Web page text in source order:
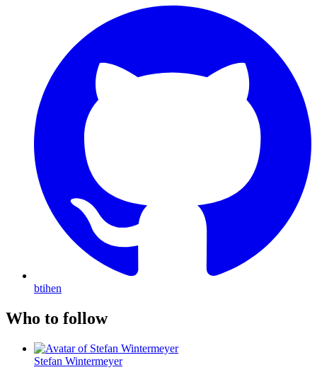
btihen
Who to follow
Stefan Wintermeyer